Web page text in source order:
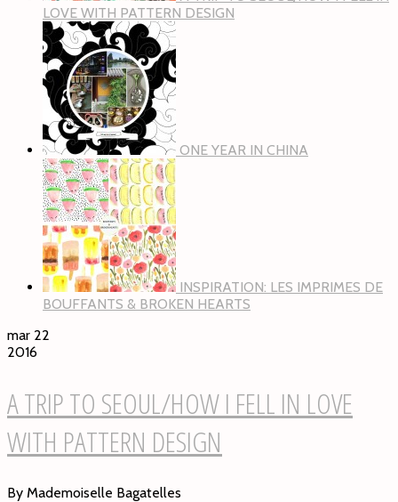
LOVE WITH PATTERN DESIGN
ONE YEAR IN CHINA
INSPIRATION: LES IMPRIMES DE
BOUFFANTS & BROKEN HEARTS
mar 22
2016
A TRIP TO SEOUL/HOW I FELL IN LOVE
WITH PATTERN DESIGN
By Mademoiselle Bagatelles